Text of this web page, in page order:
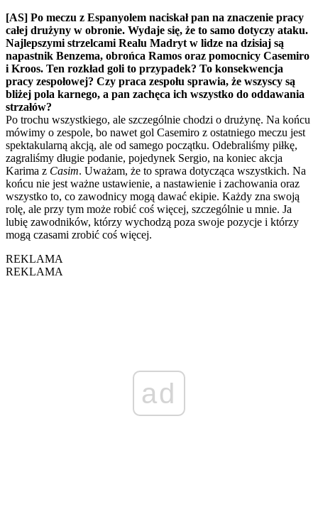
[AS] Po meczu z Espanyolem naciskał pan na znaczenie pracy
całej drużyny w obronie. Wydaje się, że to samo dotyczy ataku.
Najlepszymi strzelcami Realu Madryt w lidze na dzisiaj są
napastnik Benzema, obrońca Ramos oraz pomocnicy Casemiro
i Kroos. Ten rozkład goli to przypadek? To konsekwencja
pracy zespołowej? Czy praca zespołu sprawia, że wszyscy są
bliżej pola karnego, a pan zachęca ich wszystko do oddawania
strzałów?
Po trochu wszystkiego, ale szczególnie chodzi o drużynę. Na końcu
mówimy o zespole, bo nawet gol Casemiro z ostatniego meczu jest
spektakularną akcją, ale od samego początku. Odebraliśmy piłkę,
zagraliśmy długie podanie, pojedynek Sergio, na koniec akcja
Karima z Casim. Uważam, że to sprawa dotycząca wszystkich. Na
końcu nie jest ważne ustawienie, a nastawienie i zachowania oraz
wszystko to, co zawodnicy mogą dawać ekipie. Każdy zna swoją
rolę, ale przy tym może robić coś więcej, szczególnie u mnie. Ja
lubię zawodników, którzy wychodzą poza swoje pozycje i którzy
mogą czasami zrobić coś więcej.
REKLAMA
REKLAMA
ad